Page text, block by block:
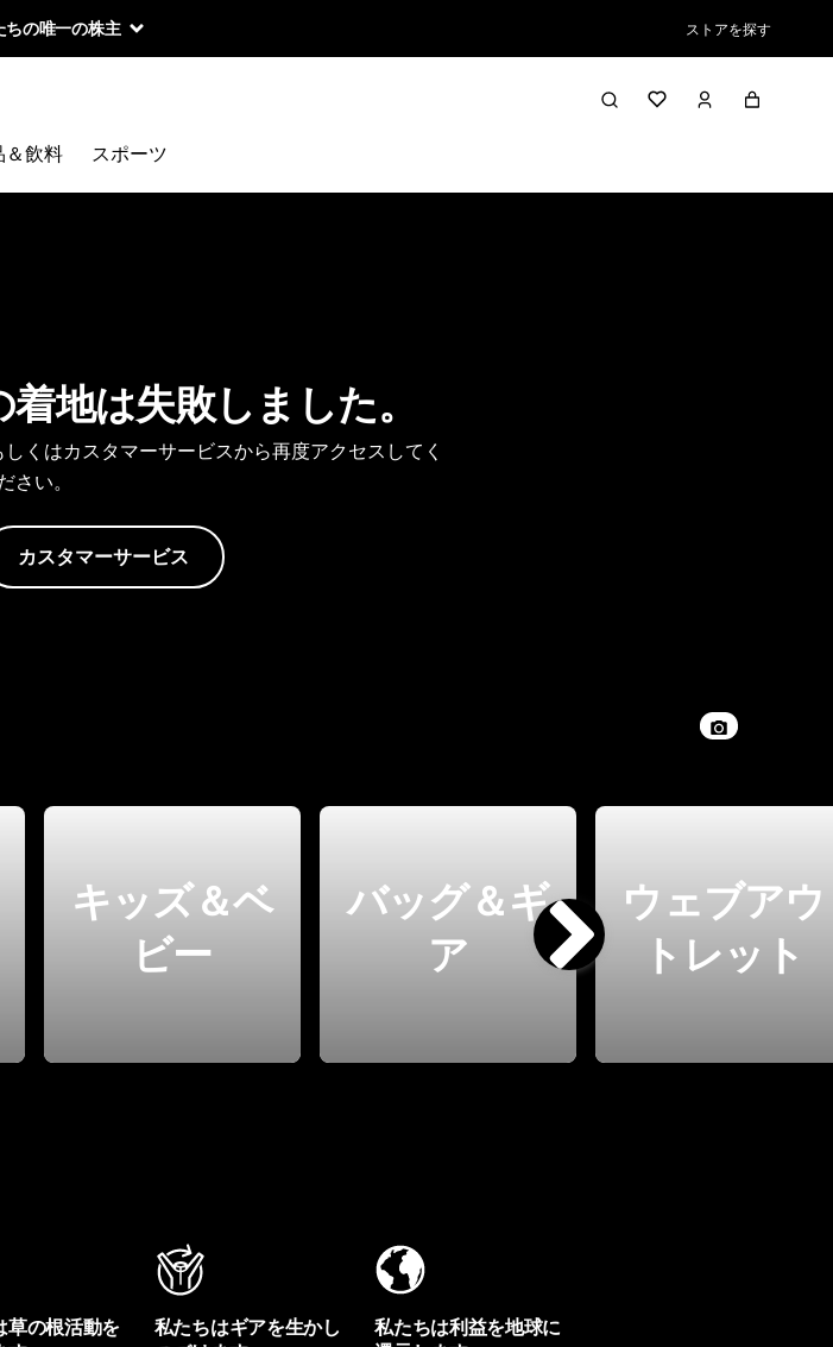
ちの唯一の株主 ストアを探す
＆飲料 スポーツ
地は失敗しました。
くはカスタマーサービスから再度アクセスしてく
さい。
カスタマーサービス
キッズ＆ベ
ビー
バッグ＆ギ
ア
ウェブアウ
トレット
草の根活動を
私たちはギアを生かし
私たちは利益を地球に